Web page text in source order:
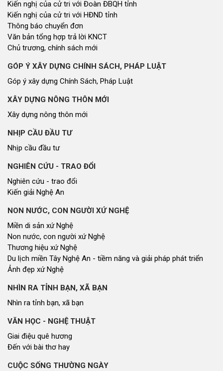
Kiến nghị của cử tri với Đoàn ĐBQH tỉnh
Kiến nghị của cử tri với HĐND tỉnh
Thông báo chuyển đơn
Văn bản tổng hợp trả lời KNCT
Chủ trương, chính sách mới
GÓP Ý XÂY DỰNG CHÍNH SÁCH, PHÁP LUẬT
Góp ý xây dựng Chính Sách, Pháp Luật
XÂY DỰNG NÔNG THÔN MỚI
Xây dựng nông thôn mới
NHỊP CẦU ĐẦU TƯ
Nhịp cầu đầu tư
NGHIÊN CỨU - TRAO ĐỔI
Nghiên cứu - trao đổi
Kiến giải Nghệ An
NON NƯỚC, CON NGƯỜI XỨ NGHỆ
Miền di sản xứ Nghệ
Non nước, con người xứ Nghệ
Thương hiệu xứ Nghệ
Du lịch miền Tây Nghệ An - tiềm năng và giải pháp phát triển
Ảnh đẹp xứ Nghệ
NHÌN RA TỈNH BẠN, XÃ BẠN
Nhìn ra tỉnh bạn, xã bạn
VĂN HỌC - NGHỆ THUẬT
Giai điệu quê hương
Đến với bài thơ hay
CUỘC SỐNG THƯỜNG NGÀY